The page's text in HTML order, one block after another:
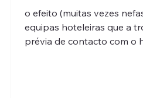
o efeito (muitas vezes
equipas hoteleiras que a
prévia de contacto com o